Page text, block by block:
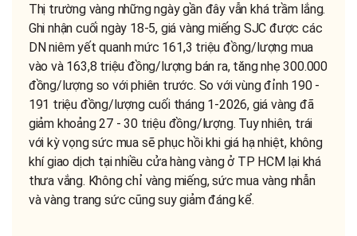
Thị trường vàng những ngày gần đây vẫn khá trầm lắng.
Ghi nhận cuối ngày 18-5, giá vàng miếng SJC được các
DN niêm yết quanh mức 161,3 triệu đồng/lượng mua
vào và 163,8 triệu đồng/lượng bán ra, tăng nhẹ 300.000
đồng/lượng so với phiên trước. So với vùng đỉnh 190 -
191 triệu đồng/lượng cuối tháng 1-2026, giá vàng đã
giảm khoảng 27 - 30 triệu đồng/lượng. Tuy nhiên, trái
với kỳ vọng sức mua sẽ phục hồi khi giá hạ nhiệt, không
khí giao dịch tại nhiều cửa hàng vàng ở TP HCM lại khá
thưa vắng. Không chỉ vàng miếng, sức mua vàng nhẫn
và vàng trang sức cũng suy giảm đáng kể.